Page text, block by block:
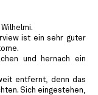
ist ein sehr guter
und hernach ein
entfernt, denn das
Sich eingestehen,